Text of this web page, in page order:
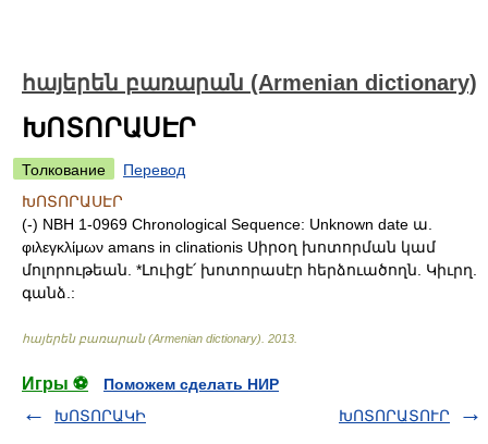
հայերեն բառարան (Armenian dictionary)
ԽՈՏՈՐԱՍԷՐ
Толкование
Перевод
ԽՈՏՈՐԱՍԷՐ
(-) NBH 1-0969 Chronological Sequence: Unknown date ա.
φιλεγκλίμων amans in clinationis Սիրօղ խոտորման կամ
մոլորութեան. *Լուիցէ՛ խոտորասէր հերձուածողն. Կիւրղ.
գանձ.:
հայերեն բառարան (Armenian dictionary) 2013
Игры ⚽
Поможем сделать НИР
ԽՈՏՈՐԱԿԻ
ԽՈՏՈՐԱՏՈՒՐ